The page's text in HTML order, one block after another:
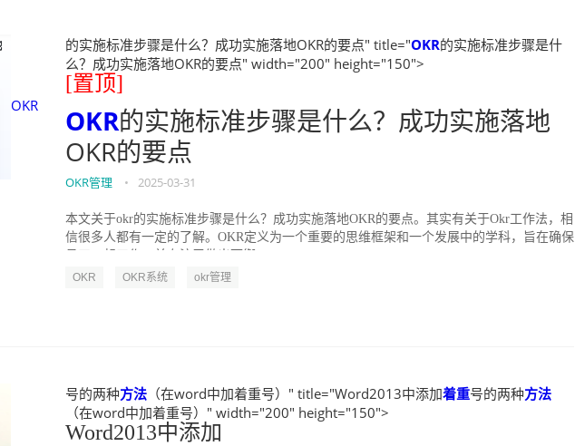
OKR
的实施标准步骤是什么？成功实施落地OKR的要点" title="OKR的实施标准步骤是什
么？成功实施落地OKR的要点" width="200" height="150">
[置顶]
OKR的实施标准步骤是什么？成功实施落地
OKR的要点
OKR管理 • 2025-03-31
本文关于okr的实施标准步骤是什么？成功实施落地OKR的要点。其实有关于Okr工作法，相
信很多人都有一定的了解。OKR定义为一个重要的思维框架和一个发展中的学科，旨在确保
OKR OKR系统 okr管理
号的两种方法 （在word中加着重号）" title="Word2013中添加着重号的两种方法
（在word中加着重号）" width="200" height="150">
Word2013中添加